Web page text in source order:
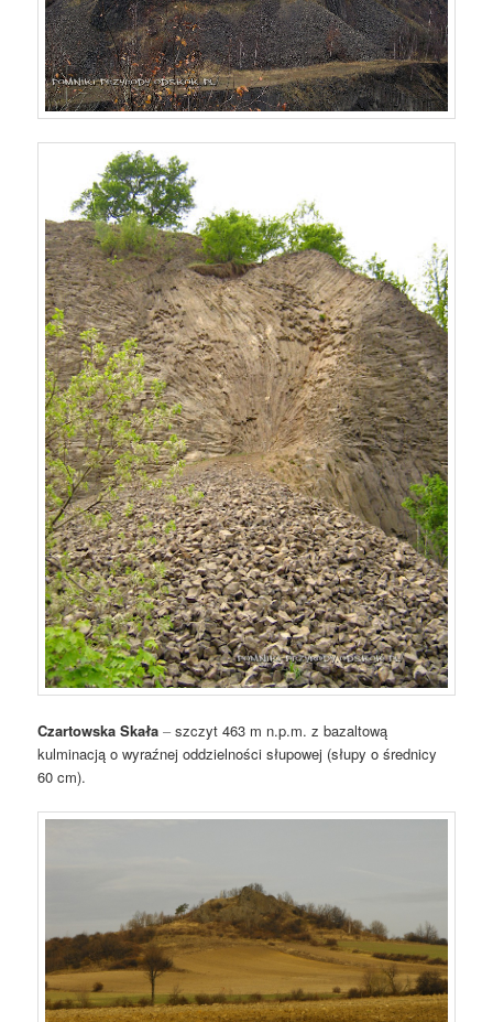
Czartowska Skała –szczyt 463 m n.p.m. z bazaltową
kulminacją o wyraźnej oddzielności słupowej (słupy o średnicy
60 cm).